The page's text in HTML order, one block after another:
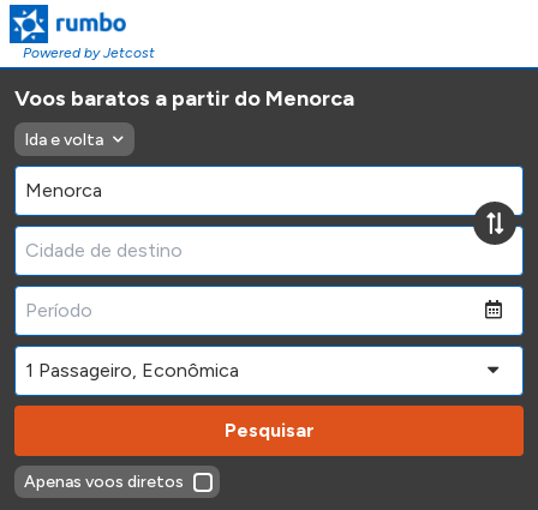
Powered by Jetcost
Voos baratos a partir do Menorca
Ida e volta
Pesquisar
Apenas voos diretos